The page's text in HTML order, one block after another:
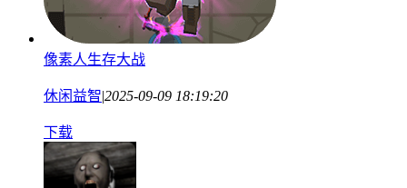
像素人生存大战
休闲益智|2025-09-09 18:19:20
下载